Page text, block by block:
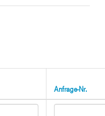
Anfrage-Nr.